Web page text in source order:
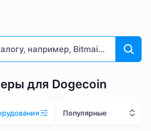
для Dogecoin
Популярные